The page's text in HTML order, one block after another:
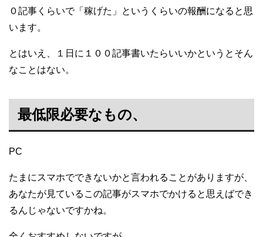
０記事くらいで「稼げた」というくらいの報酬になると思
います。
とはいえ、１日に１００記事書いたらいいかというとそん
なことはない。
最低限必要なもの、
PC
たまにスマホでできないかと言われることがありますが、
あなたが見ているこの記事がスマホでかけると思えばでき
るんじゃないですかね。